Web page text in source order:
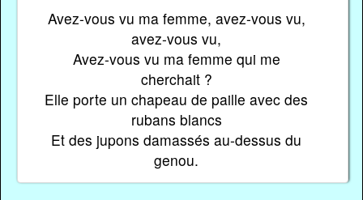
Avez-vous vu ma femme, avez-vous vu,
avez-vous vu,
Avez-vous vu ma femme qui me
cherchait ?
Elle porte un chapeau de paille avec des
rubans blancs
Et des jupons damassés au-dessus du
genou.